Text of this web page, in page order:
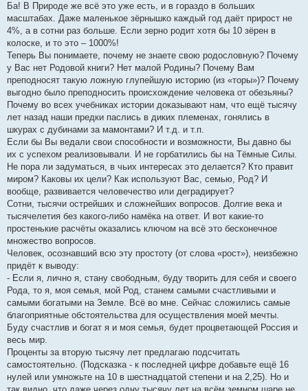
Ба! В Природе же всё это уже есть, и в гораздо в больших
масштабах. Даже маленькое зёрнышко каждый год даёт прирост не
4%, а в сотни раз больше. Если зерно родит хотя бы 10 зёрен в
колоске, и то это – 1000%!
Теперь Вы понимаете, почему не знаете свою родословную? Почему
у Вас нет Родовой книги? Нет малой Родины? Почему Вам
преподносят такую ложную глупейшую историю (из «торы»)? Почему
выгодно было преподносить происхождение человека от обезьяны?
Почему во всех учебниках истории доказывают нам, что ещё тысячу
лет назад наши предки паслись в диких племенах, гонялись в
шкурах с дубинами за мамонтами? И т.д. и т.п.
Если бы Вы ведали свои способности и возможности, Вы давно бы
их с успехом реализовывали. И не горбатились бы на Тёмные Силы.
Не пора ли задуматься, в чьих интересах это делается? Кто правит
миром? Каковы их цели? Как используют Вас, семью, Род? И
вообще, развивается человечество или деградирует?
Сотни, тысячи острейших и сложнейших вопросов. Долгие века и
тысячелетия без какого-либо намёка на ответ. И вот какие-то
простенькие расчёты оказались ключом на всё это бесконечное
множество вопросов.
Человек, осознавший всю эту простоту (от слова «рост»), неизбежно
придёт к выводу:
- Если я, лично я, стану свободным, буду творить для себя и своего
Рода, то я, моя семья, мой Род, станем самыми счастливыми и
самыми богатыми на Земле. Всё во мне. Сейчас сложились самые
благоприятные обстоятельства для осуществления моей мечты.
Буду счастлив и богат я и моя семья, будет процветающей Россия и
весь мир.
Проценты за вторую тысячу лет предлагаю подсчитать
самостоятельно. (Подсказка - к последней цифре добавьте ещё 16
нулей или умножьте на 10 в шестнадцатой степени и на 2,25). Но и